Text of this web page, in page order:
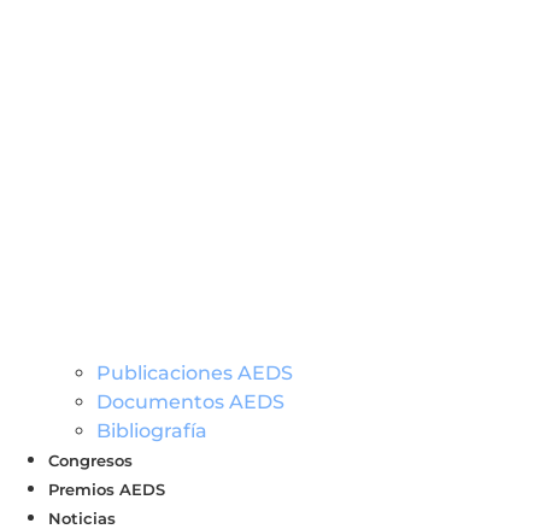
Publicaciones AEDS
Documentos AEDS
Bibliografía
Congresos
Premios AEDS
Noticias